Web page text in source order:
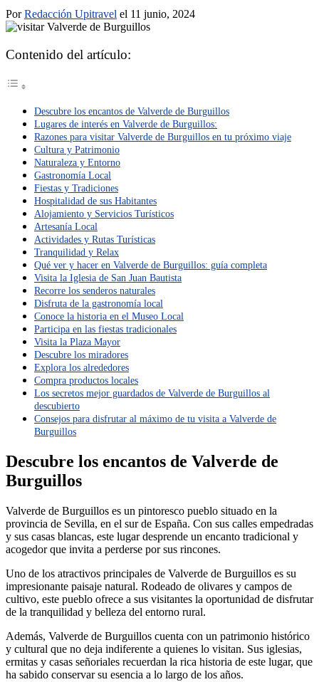
PorRedacción Upitravel el 11 junio, 2024
Contenido del artículo:
Descubre los encantos de Valverde de Burguillos
Lugares de interés en Valverde de Burguillos:
Razones para visitar Valverde de Burguillos en tu próximo viaje
Cultura y Patrimonio
Naturaleza y Entorno
Gastronomía Local
Fiestas y Tradiciones
Hospitalidad de sus Habitantes
Alojamiento y Servicios Turísticos
Artesanía Local
Actividades y Rutas Turísticas
Tranquilidad y Relax
Qué ver y hacer en Valverde de Burguillos: guía completa
Visita la Iglesia de San Juan Bautista
Recorre los senderos naturales
Disfruta de la gastronomía local
Conoce la historia en el Museo Local
Participa en las fiestas tradicionales
Visita la Plaza Mayor
Descubre los miradores
Explora los alrededores
Compra productos locales
Los secretos mejor guardados de Valverde de Burguillos al
descubierto
Consejos para disfrutar al máximo de tu visita a Valverde de
Burguillos
Descubre los encantos de Valverde de
Burguillos
Valverde de Burguillos es un pintoresco pueblo situado en la
provincia de Sevilla, en el sur de España. Con sus calles empedradas
y sus casas blancas, este lugar desprende un encanto tradicional y
acogedor que invita a perderse por sus rincones.
Uno de los atractivos principales de Valverde de Burguillos es su
impresionante paisaje natural. Rodeado de olivares y campos de
cultivo, este pueblo ofrece a sus visitantes la oportunidad de disfrutar
de la tranquilidad y belleza del entorno rural.
Además, Valverde de Burguillos cuenta con un patrimonio histórico
y cultural que no deja indiferente a quienes lo visitan. Sus iglesias,
ermitas y casas señoriales recuerdan la rica historia de este lugar, que
ha sabido conservar su esencia a lo largo de los años.